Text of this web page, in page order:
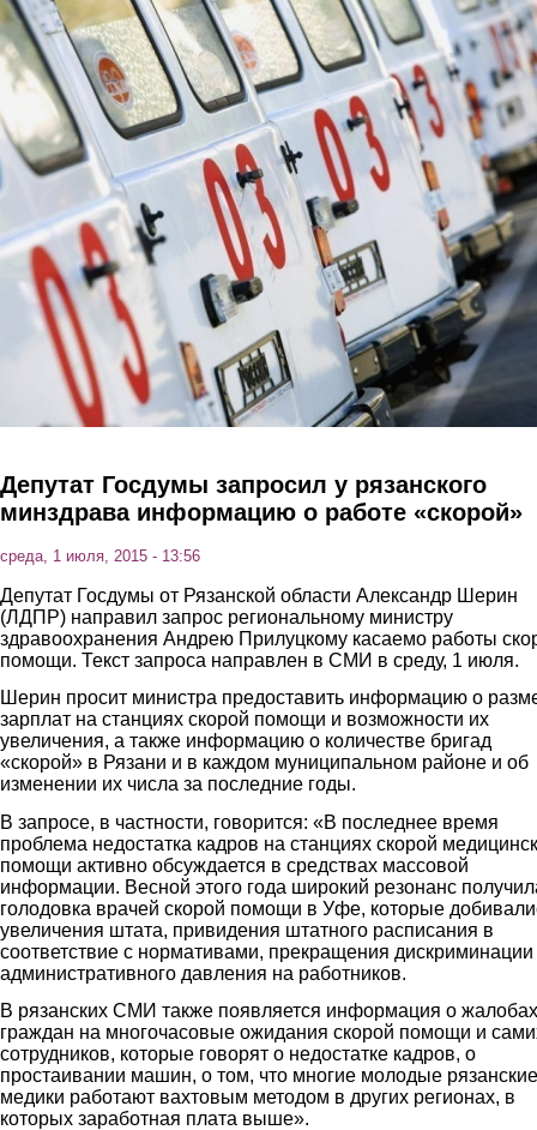
Перейти к основному содержанию
Депутат Госдумы запросил у рязанского
минздрава информацию о работе «скорой»
среда, 1 июля, 2015 - 13:56
Депутат Госдумы от Рязанской области Александр Шерин
(ЛДПР) направил запрос региональному министру
здравоохранения Андрею Прилуцкому касаемо работы
помощи. Текст запроса направлен в СМИ в среду, 1 июля.
Шерин просит министра предоставить информацию о
зарплат на станциях скорой помощи и возможности их
увеличения, а также информацию о количестве бригад
«скорой» в Рязани и в каждом муниципальном районе и об
изменении их числа за последние годы.
В запросе, в частности, говорится: «В последнее время
проблема недостатка кадров на станциях скорой
помощи активно обсуждается в средствах массовой
информации. Весной этого года широкий резонанс
голодовка врачей скорой помощи в Уфе, которые
увеличения штата, привидения штатного расписания в
соответствие с нормативами, прекращения дискриминации
административного давления на работников.
В рязанских СМИ также появляется информация о жалобах
граждан на многочасовые ожидания скорой помощи и
сотрудников, которые говорят о недостатке кадров, о
простаивании машин, о том, что многие молодые рязанские
медики работают вахтовым методом в других регионах, в
которых заработная плата выше».